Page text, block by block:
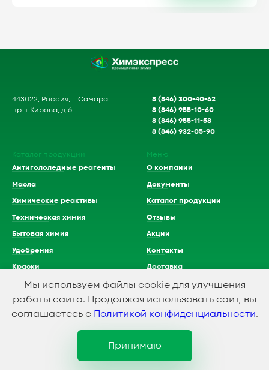
443022, Россия, г. Самара,
пр-т Кирова, д.6
8 (846) 300-40-62
8 (846) 955-10-60
8 (846) 955-11-58
8 (846) 932-05-90
Каталог продукции
Антигололедные реагенты
Масла
Химические реактивы
Техническая химия
Бытовая химия
Удобрения
Краски
Растворители
Кислоты
Меню
О компании
Документы
Каталог продукции
Отзывы
Акции
Контакты
Доставка
1994-2023 © ООО Химэкспресс
Мы используем файлы cookie для улучшения
работы сайта. Продолжая использовать сайт, вы
соглашаетесь с Политикой конфиденциальности.
Принимаю